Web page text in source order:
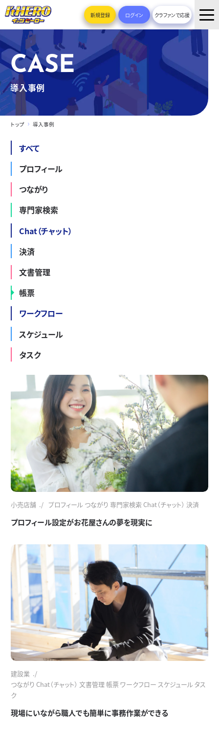
新規登録 ログイン クラファンで応援
CASE
導入事例
トップ 導入事例
すべて
プロフィール
つながり
専門家検索
Chat（チャット）
決済
文書管理
帳票
ワークフロー
スケジュール
タスク
小売店舗 プロフィール つながり 専門家検索 Chat（チャット） 決済
プロフィール設定がお花屋さんの夢を現実に
建設業
つながり Chat（チャット） 文書管理 帳票 ワークフロー スケジュール タス
ク
現場にいながら職人でも簡単に事務作業ができる